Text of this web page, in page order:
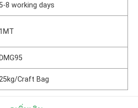
8 working days
1MT
25kg/Craft Bag